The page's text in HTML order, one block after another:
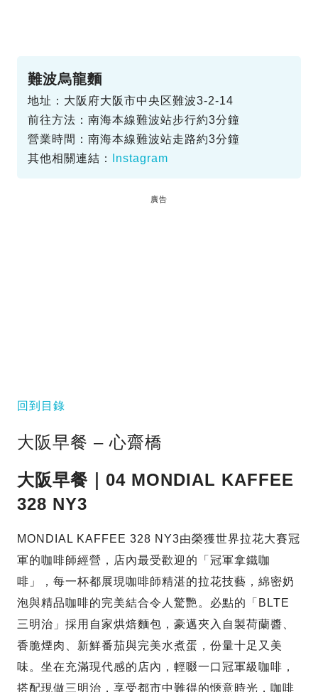
難波烏龍麵
地址：大阪府大阪市中央区難波3-2-14
前往方法：南海本線難波站步行約3分鐘
營業時間：南海本線難波站走路約3分鐘
其他相關連結：
Instagram
廣告
回到目錄
大阪早餐 – 心齋橋
大阪早餐｜04 MONDIAL KAFFEE
328 NY3
MONDIAL KAFFEE 328 NY3由榮獲世界拉花大賽冠
軍的咖啡師經營，店內最受歡迎的「冠軍拿鐵咖
啡」，每一杯都展現咖啡師精湛的拉花技藝，綿密奶
泡與精品咖啡的完美結合令人驚艷。必點的「BLTE
三明治」採用自家烘焙麵包，豪邁夾入自製荷蘭醬、
香脆煙肉、新鮮番茄與完美水煮蛋，份量十足又美
味。坐在充滿現代感的店內，輕啜一口冠軍級咖啡，
搭配現做三明治，享受都市中難得的愜意時光，咖啡